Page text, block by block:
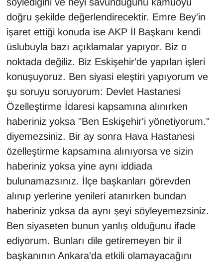
doğru şekilde değerlendirecektir. Emre Bey'in
işaret ettiği konuda ise AKP İl Başkanı kendi
üslubuyla bazı açıklamalar yapıyor. Biz o
noktada değiliz. Biz Eskişehir'de yapılan işleri
konuşuyoruz. Ben siyasi eleştiri yapıyorum ve
şu soruyu soruyorum: Devlet Hastanesi
Özelleştirme İdaresi kapsamına alınırken
haberiniz yoksa "Ben Eskişehir'i yönetiyorum."
diyemezsiniz. Bir ay sonra Hava Hastanesi
özelleştirme kapsamına alınıyorsa ve sizin
haberiniz yoksa yine aynı iddiada
bulunamazsınız. İlçe başkanları görevden
alınıp yerlerine yenileri atanırken bundan
haberiniz yoksa da aynı şeyi söyleyemezsiniz.
Ben siyaseten bunun yanlış olduğunu ifade
ediyorum. Bunları dile getiremeyen bir il
başkanının Ankara'da etkili olamayacağını